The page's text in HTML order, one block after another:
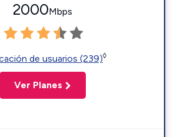
2000Mbps
de usuarios (239)◊
Ver Planes